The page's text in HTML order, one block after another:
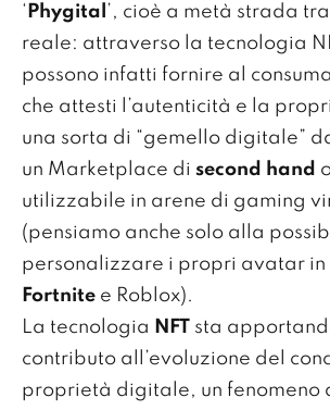
‘ Phygital ’, cioè a metà strada
reale: attraverso la tecnologia
possono infatti fornire al
che attesti l’autenticità e la
una sorta di “gemello digitale”
un Marketplace di second hand
utilizzabile in arene di gaming
(pensiamo anche solo alla
personalizzare i propri avatar in
Fortnite e Roblox).
La tecnologia NFT sta
contributo all’evoluzione del
proprietà digitale, un fenomeno